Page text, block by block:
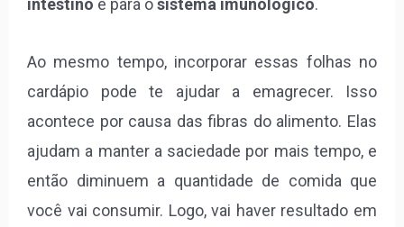
intestino e para osistema imunológico.
Ao mesmo tempo, incorporar essas folhas no
cardápio pode te ajudar a emagrecer. Isso
acontece por causa das fibras do alimento. Elas
ajudam a manter a saciedade por mais tempo, e
então diminuem a quantidade de comida que
você vai consumir. Logo, vai haver resultado em